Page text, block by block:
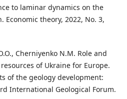
to laminar dynamics on the
Economic theory, 2022, No. 3,
Cherniyenko N.M. Role and
of Ukraine for Europe.
of the geology development:
International Geological Forum.